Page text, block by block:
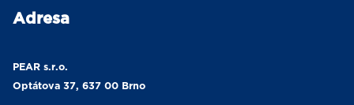
Adresa
PEAR s.r.o.
Optátova 37, 637 00 Brno